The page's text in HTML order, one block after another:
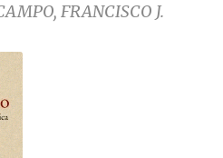
FRANCISCO J.